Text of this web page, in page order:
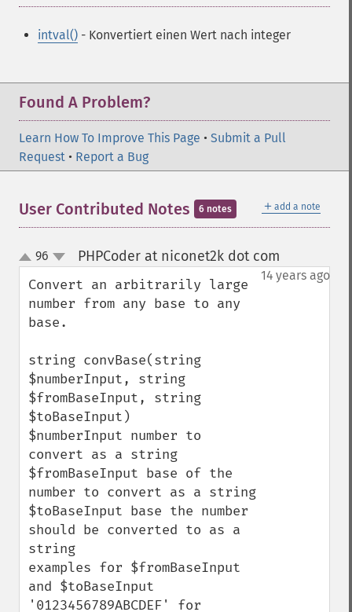
intval() - Konvertiert einen Wert nach integer
Found A Problem?
Learn How To Improve This Page • Submit a Pull
Request • Report a Bug
＋ add a note
User Contributed Notes 6 notes
up
down
96 PHPCoder at niconet2k dot com
14 years ago
Convert an arbitrarily large
number from any base to any
base.
string convBase(string
$numberInput, string
$fromBaseInput, string
$toBaseInput)
$numberInput number to
convert as a string
$fromBaseInput base of the
number to convert as a string
$toBaseInput base the number
should be converted to as a
string
examples for $fromBaseInput
and $toBaseInput
'0123456789ABCDEF' for